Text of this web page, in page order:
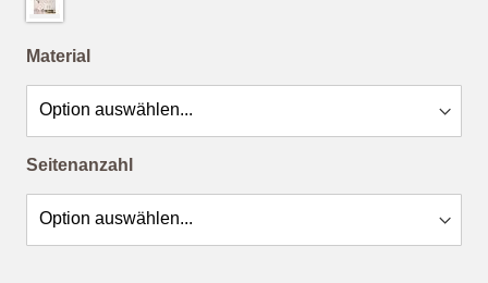
Material
Seitenanzahl